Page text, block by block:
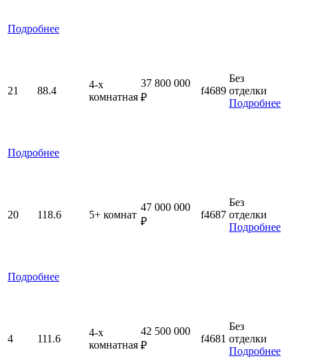
Подробнее
21 88.4
4-x
комнатная
37 800 000
₽
f4689
Без
отделки
Подробнее
Подробнее
20 118.6 5+ комнат
47 000 000
₽
f4687
Без
отделки
Подробнее
Подробнее
4 111.6
4-x
комнатная
42 500 000
₽
f4681
Без
отделки
Подробнее